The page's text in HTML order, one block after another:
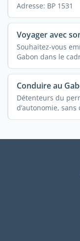
Adresse: BP 1531
Voyager avec
Souhaitez-vous
Gabon dans le
...
Conduire au
Détenteurs du
d’autonomie,